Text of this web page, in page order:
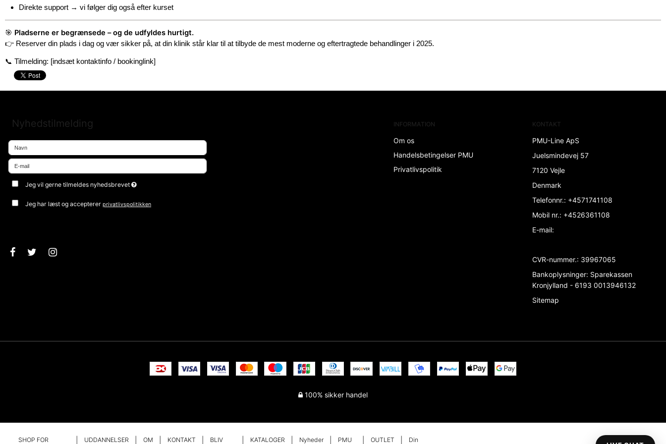
Direkte support → vi følger dig også efter kurset
🎯 Pladserne er begrænsede – og de udfyldes hurtigt.
👉 Reserver din plads i dag og vær sikker på, at din klinik står klar til at tilbyde de mest moderne og eftertragtede behandlinger i 2025.
📞 Tilmelding: [indsæt kontaktinfo / bookinglink]
Nyhedstilmelding
Jeg vil gerne tilmeldes nyhedsbrevet
Jeg har læst og acceptererprivatlivspolitikken
INFORMATION
Om os
Handelsbetingelser PMU
Privatlivspolitik
KONTAKT
PMU-Line ApS
Juelsmindevej 57
7120 Vejle
Denmark
Telefonnr.: +4571741108
Mobil nr.: +4526361108
E-mail:
CVR-nummer.: 39967065
Bankoplysninger: Sparekassen
Kronjylland - 6193 0013946132
Sitemap
100% sikker handel
SHOP FOR UDDANNELSER OM KONTAKT BLIV KATALOGER Nyheder PMU OUTLET Din